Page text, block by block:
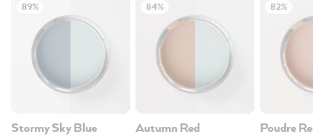
89%
Stormy Sky Blue
84%
Autumn Red
82%
Poudre